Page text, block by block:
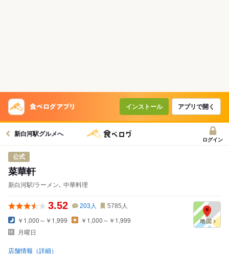
インストール アプリで開く
新白河駅グルメへ
ログイン
公式
菜華軒
新白河駅/ラーメン､ 中華料理
3.52 203人 5785 人
￥1,000～￥1,999
￥1,000～￥1,999
月曜日
店舗情報（詳細）